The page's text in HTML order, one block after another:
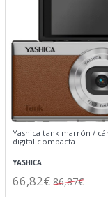
Yashica tank marrón /
digital compacta
YASHICA
66,82€ 86,87€